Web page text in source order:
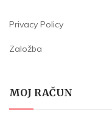
Privacy Policy
Založba
MOJ RAČUN